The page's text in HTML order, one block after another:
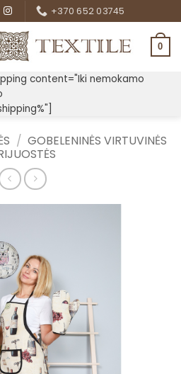
+370 652 03745
0
content="Iki nemokamo
/ GOBELENINĖS VIRTUVINĖS